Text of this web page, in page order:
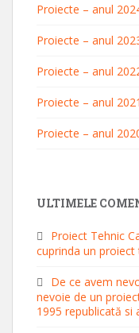
Proiecte – anul
Proiecte – anul
Proiecte – anul
Proiecte – anul 2021
Proiecte – anul
ULTIMELE
Proiect Tehnic
cuprinda un proiect
De ce avem
nevoie de un
1995 republicată si